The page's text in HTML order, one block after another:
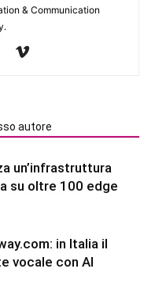
& Communication
autore
un’infrastruttura
su oltre 100 edge
in Italia il
vocale con AI